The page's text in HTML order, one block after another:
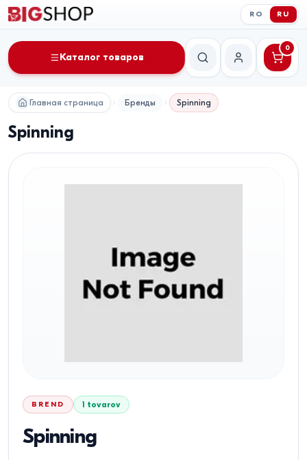
RO RU
Каталог товаров
Поиск Мой аккаунт
0
Главная страница Бренды Spinning
Spinning
BREND 1 tovarov
Spinning